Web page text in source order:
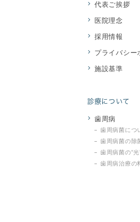
代表ご挨拶
医院理念
採用情報
プライバシー
施設基準
診療について
歯周病
歯周病菌につ
歯周病菌の除
歯周病菌の“
歯周病治療の